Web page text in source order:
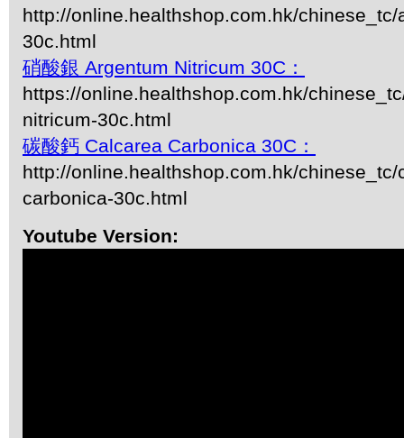
http://online.healthshop.com.hk/
30c.html
硝酸銀 Argentum Nitricum 30C：
https://online.healthshop.com.hk/
nitricum-30c.html
碳酸鈣 Calcarea Carbonica 30C：
http://online.healthshop.com.hk/chinese_tc/
carbonica-30c.html
Youtube Version: